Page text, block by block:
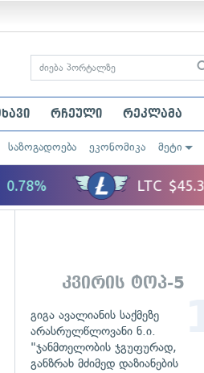
რჩეული რეკლამა
საზოგადოება ეკონომიკა მეტი
კვირის ტოპ-5
გიგა ავალიანის საქმეზე
არასრულწლოვანი ნ.ი.
"ჯანმთელობის ჯგუფურად,
განზრახ მძიმედ დაზიანების